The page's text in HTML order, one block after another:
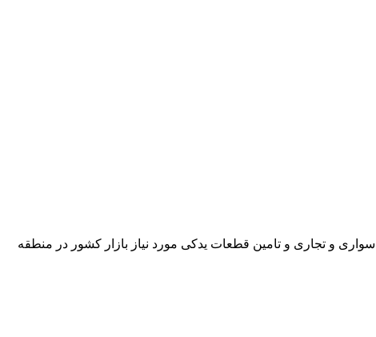
سواری و تجاری و تامین قطعات یدکی مورد نیاز بازار کشور در منطقه